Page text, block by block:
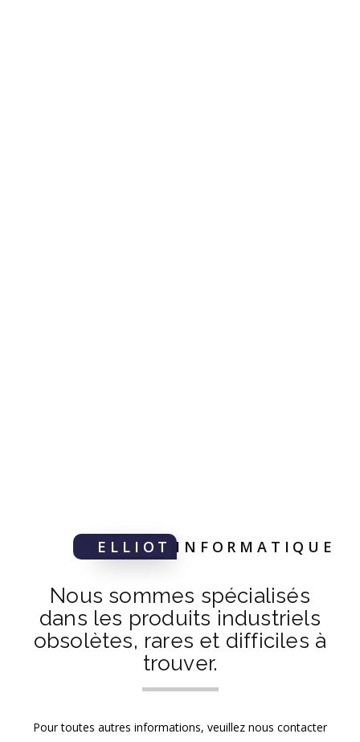
ELLIOT INFORMATIQUE
Nous sommes spécialisés
dans les produits industriels
obsolètes, rares et difficiles à
trouver.
Pour toutes autres informations, veuillez nous contacter